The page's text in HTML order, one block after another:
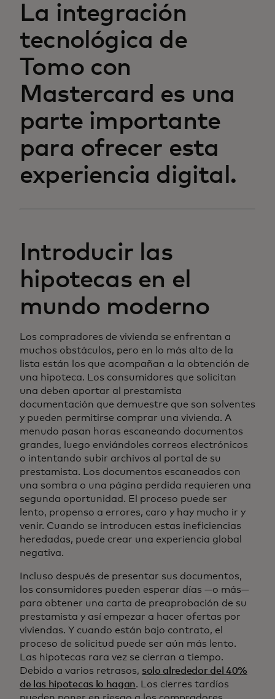
La integración
tecnológica de
Tomo con
Mastercard es una
parte importante
para ofrecer esta
experiencia digital.
Introducir las
hipotecas en el
mundo moderno
Los compradores de vivienda se enfrentan a
muchos obstáculos, pero en lo más alto de la
lista están los que acompañan a la obtención de
una hipoteca. Los consumidores que solicitan
una deben aportar al prestamista
documentación que demuestre que son solventes
y pueden permitirse comprar una vivienda. A
menudo pasan horas escaneando documentos
grandes, luego enviándoles correos electrónicos
o intentando subir archivos al portal de su
prestamista. Los documentos escaneados con
una sombra o una página perdida requieren una
segunda oportunidad. El proceso puede ser
lento, propenso a errores, caro y hay mucho ir y
venir. Cuando se introducen estas ineficiencias
heredadas, puede crear una experiencia global
negativa.
Incluso después de presentar sus documentos,
los consumidores pueden esperar días —o más—
para obtener una carta de preaprobación de su
prestamista y así empezar a hacer ofertas por
viviendas. Y cuando están bajo contrato, el
proceso de solicitud puede ser aún más lento.
Las hipotecas rara vez se cierran a tiempo.
Debido a varios retrasos, solo alrededor del 40%
de las hipotecas lo hagan. Los cierres tardíos